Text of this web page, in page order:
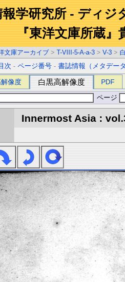
報学研究所 - ディジ
『東洋文庫所蔵』
文庫アーカイブ > T-VIII-5-A-a-3 > V-3 >
次 -ページ番号 -書誌情報（メタデー
像度 白黒高解像度 PDF
ページ
Innermost Asia :